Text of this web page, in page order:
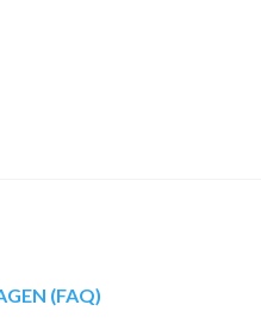
(FAQ)